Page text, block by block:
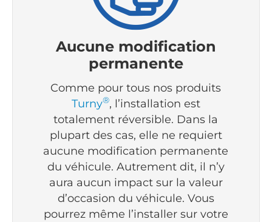
Aucune modification
permanente
Comme pour tous nos produits
Turny®, l’installation est
totalement réversible. Dans la
plupart des cas, elle ne requiert
aucune modification permanente
du véhicule. Autrement dit, il n’y
aura aucun impact sur la valeur
d’occasion du véhicule. Vous
pourrez même l’installer sur votre